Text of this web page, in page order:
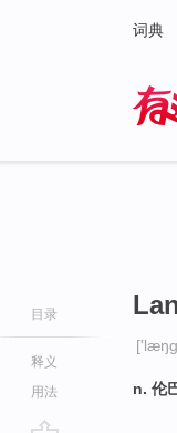
词典
目录
释义
用法
n. 伦